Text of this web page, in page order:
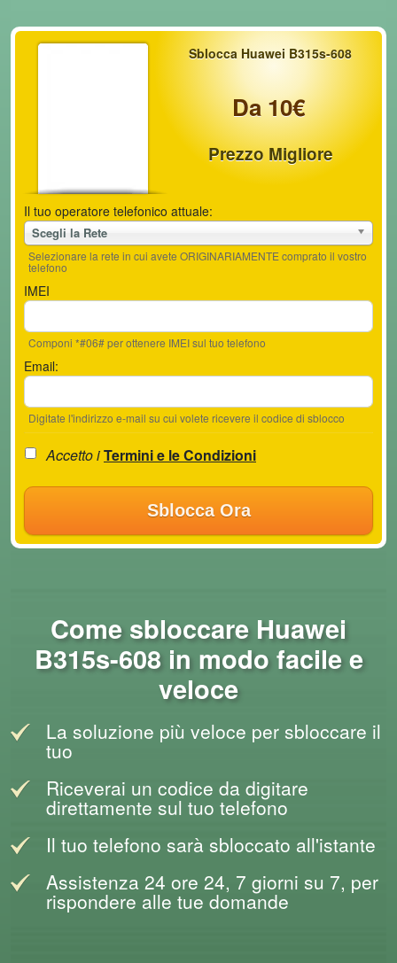
Sblocca Huawei B315s-608
Da 10€
Prezzo Migliore
Il tuo operatore telefonico attuale:
Scegli la Rete
Selezionare la rete in cui avete ORIGINARIAMENTE comprato il vostro
telefono
IMEI
Componi *#06# per ottenere IMEI sul tuo telefono
Email:
Digitate l'indirizzo e-mail su cui volete ricevere il codice di sblocco
Accetto iTermini e le Condizioni
Sblocca Ora
Come sbloccare Huawei
B315s-608 in modo facile e
veloce
La soluzione più veloce per sbloccare il
tuo
Riceverai un codice da digitare
direttamente sul tuo telefono
Il tuo telefono sarà sbloccato all'istante
Assistenza 24 ore 24, 7 giorni su 7, per
rispondere alle tue domande